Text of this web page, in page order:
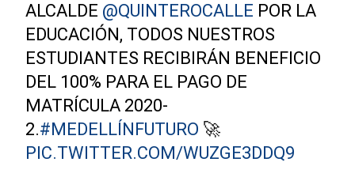
ALCALDE @QUINTEROCALLE POR LA
EDUCACIÓN, TODOS NUESTROS
ESTUDIANTES RECIBIRÁN BENEFICIO
DEL 100% PARA EL PAGO DE
MATRÍCULA 2020-
2.#MEDELLÍNFUTURO 🚀
PIC.TWITTER.COM/WUZGE3DDQ9